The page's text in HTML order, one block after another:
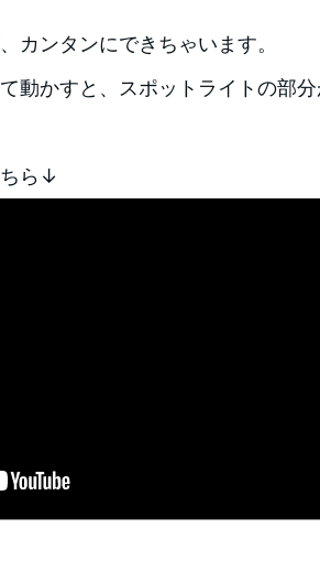
カンタンにできちゃいます。
動かすと、スポットライトの部
ら↓